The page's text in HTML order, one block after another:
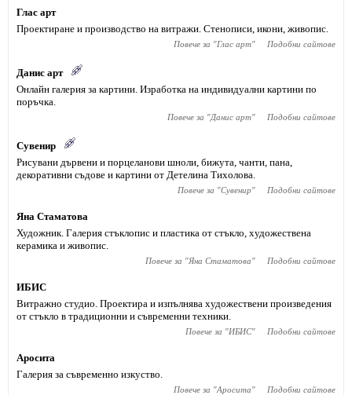
Глас арт
Проектиране и производство на витражи. Стенописи, икони, живопис.
Повече за "Глас арт" Подобни сайтове
Данис арт
Онлайн галерия за картини. Изработка на индивидуални картини по
поръчка.
Повече за "Данис арт" Подобни сайтове
Сувенир
Рисувани дървени и порцеланови шноли, бижута, чанти, пана,
декоративни съдове и картини от Детелина Тихолова.
Повече за "Сувенир" Подобни сайтове
Яна Стаматова
Художник. Галерия стъклопис и пластика от стъкло, художествена
керамика и живопис.
Повече за "Яна Стаматова" Подобни сайтове
ИБИС
Витражно студио. Проектира и изпълнява художествени произведения
от стъкло в традиционни и съвременни техники.
Повече за "ИБИС" Подобни сайтове
Аросита
Галерия за съвременно изкуство.
Повече за "Аросита" Подобни сайтове